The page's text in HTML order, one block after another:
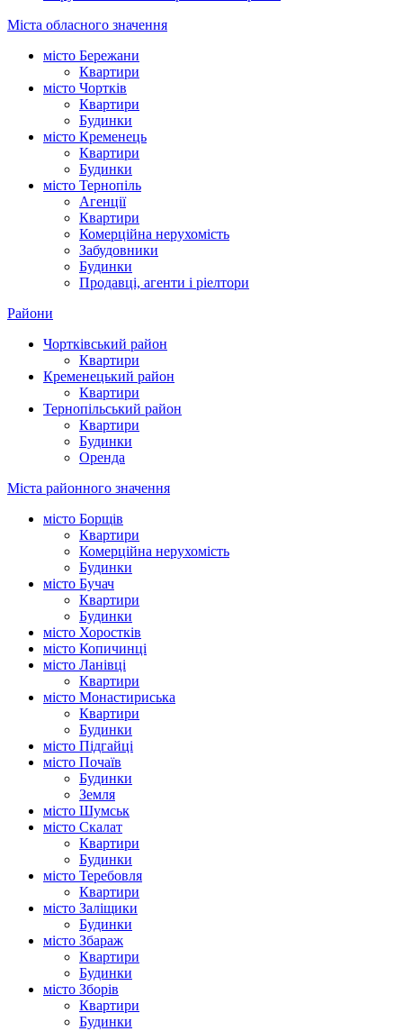
Міста обласного значення
місто Бережани
Квартири
місто Чортків
Квартири
Будинки
місто Кременець
Квартири
Будинки
місто Тернопіль
Агенції
Квартири
Комерційна нерухомість
Забудовники
Будинки
Продавці, агенти і ріелтори
Райони
Чортківський район
Квартири
Кременецький район
Квартири
Тернопільський район
Квартири
Будинки
Оренда
Міста районного значення
місто Борщів
Квартири
Комерційна нерухомість
Будинки
місто Бучач
Квартири
Будинки
місто Хоростків
місто Копичинці
місто Ланівці
Квартири
місто Монастириська
Квартири
Будинки
місто Підгайці
місто Почаїв
Будинки
Земля
місто Шумськ
місто Скалат
Квартири
Будинки
місто Теребовля
Квартири
місто Залiщики
Будинки
місто Збараж
Квартири
Будинки
місто Зборів
Квартири
Будинки